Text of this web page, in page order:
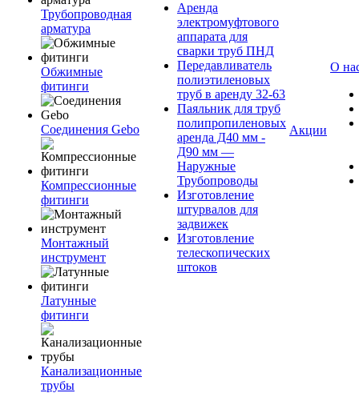
Трубопроводная
арматура
Обжимные
фитинги
Соединения Gebo
Компрессионные
фитинги
Монтажный
инструмент
Латунные
фитинги
Канализационные
трубы
Аренда
электромуфтового
аппарата для
сварки труб ПНД
Передавливатель
полиэтиленовых
труб в аренду 32-63
Паяльник для труб
полипропиленовых
аренда Д40 мм -
Д90 мм —
Наружные
Трубопроводы
Изготовление
штурвалов для
задвижек
Изготовление
телескопических
штоков
Акции
О